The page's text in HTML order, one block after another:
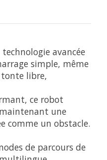
technologie avancée
simple, même
tonte libre,
ce robot
une
comme un obstacle.
de parcours de